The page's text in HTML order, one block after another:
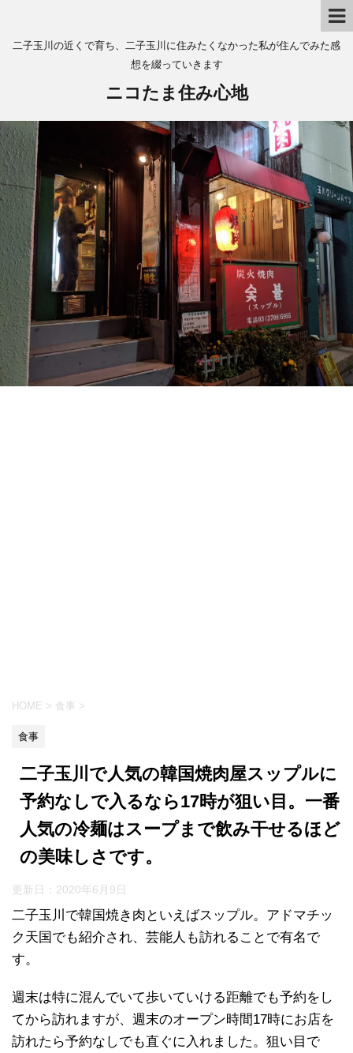
二子玉川の近くで育ち、二子玉川に住みたくなかった私が住んでみた感
想を綴っていきます
ニコたま住み心地
HOME > 食事 >
食事
二子玉川で人気の韓国焼肉屋スップルに
予約なしで入るなら17時が狙い目。一番
人気の冷麺はスープまで飲み干せるほど
の美味しさです。
更新日： 2020年6月9日
二子玉川で韓国焼き肉といえばスップル。アドマチッ
ク天国でも紹介され、芸能人も訪れることで有名で
す。
週末は特に混んでいて歩いていける距離でも予約をし
てから訪れますが、週末のオープン時間17時にお店を
訪れたら予約なしでも直ぐに入れました。狙い目で